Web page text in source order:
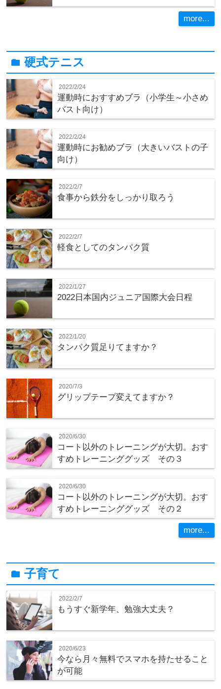
more...
folder硬式テニス
2022/2/24
運動時におすすめブラ（小学生～小さめ
バスト向け）
2022/2/24
運動時にお勧めブラ（大きいバストの子
向け）
2022/2/7
食事から鉄分をしっかり取ろう
2022/2/7
軽食としてのタンパク質
2022/1/27
2022日本国内ジュニア国際大会日程
2022/1/20
タンパク質足りてますか？
2020/7/3
グリップテープ変えてますか？
2020/6/30
コート以外のトレーニングが大切。おす
すめトレーニンググッズ その３
2020/6/30
コート以外のトレーニングが大切。おす
すめトレーニンググッズ その２
more...
folder子育て
2022/2/7
もうすぐ新学年、勉強大丈夫？
2020/6/23
今なら月々無料でスマホを持たせること
が可能